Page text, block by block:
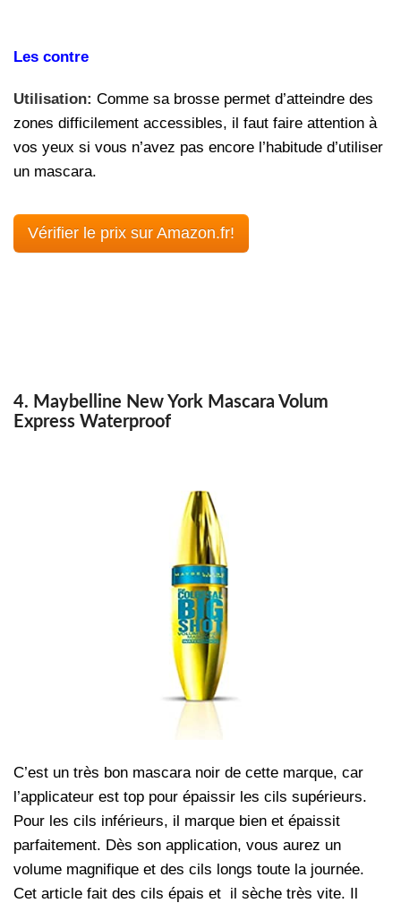
Les contre
Utilisation: Comme sa brosse permet d’atteindre des
zones difficilement accessibles, il faut faire attention à
vos yeux si vous n’avez pas encore l’habitude d’utiliser
un mascara.
Vérifier le prix sur Amazon.fr!
4. Maybelline New York Mascara Volum
Express Waterproof
C’est un très bon mascara noir de cette marque, car
l’applicateur est top pour épaissir les cils supérieurs.
Pour les cils inférieurs, il marque bien et épaissit
parfaitement. Dès son application, vous aurez un
volume magnifique et des cils longs toute la journée.
Cet article fait des cils épais et il sèche très vite. Il